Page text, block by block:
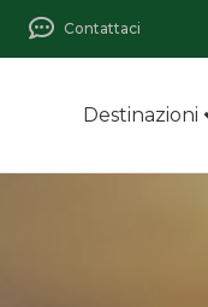
Contattaci
Destinazioni